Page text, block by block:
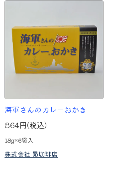
海軍さんのカレーおかき
864円(税込)
18g×6袋入
株式会社 昴珈琲店